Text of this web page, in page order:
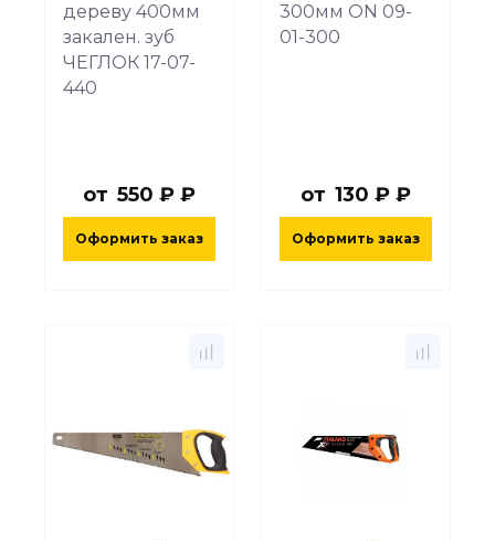
дереву 400мм
закален. зуб
ЧЕГЛОК 17-07-
440
от 550 ₽ ₽
Оформить заказ
300мм ON 09-
01-300
от 130 ₽ ₽
Оформить заказ